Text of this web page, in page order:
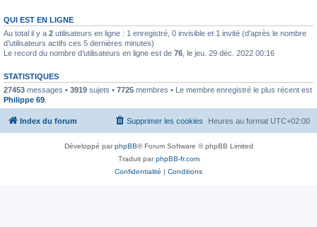
QUI EST EN LIGNE
Au total il y a 2 utilisateurs en ligne : 1 enregistré, 0 invisible et 1 invité (d’après le nombre
d’utilisateurs actifs ces 5 dernières minutes)
Le record du nombre d’utilisateurs en ligne est de 76 , le jeu. 29 déc. 2022 00:16
STATISTIQUES
27453 messages • 3919 sujets • 7725 membres • Le membre enregistré le plus récent est
Philippe 69
Index du forum Heures au format UTC+02:00
Supprimer les cookies
Développé parphpBB® Forum Software © phpBB Limited
Traduit parphpBB-fr.com
Confidentialité | Conditions